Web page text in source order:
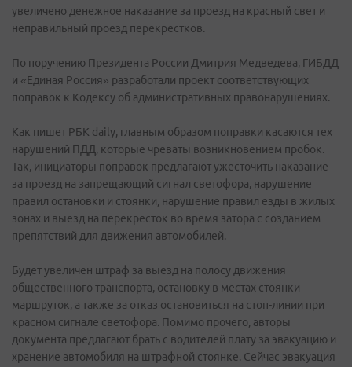
увеличено денежное наказание за проезд на красный свет и
неправильный проезд перекрестков.
По поручению Президента России Дмитрия Медведева, ГИБДД
и «Единая Россия» разработали проект соответствующих
поправок к Кодексу об административных правонарушениях.
Как пишет РБК daily, главным образом поправки касаются тех
нарушений ПДД, которые чреваты возникновением пробок.
Так, инициаторы поправок предлагают ужесточить наказание
за проезд на запрещающий сигнал светофора, нарушение
правил остановки и стоянки, нарушение правил езды в жилых
зонах и выезд на перекресток во время затора с созданием
препятствий для движения автомобилей.
Будет увеличен штраф за выезд на полосу движения
общественного транспорта, остановку в местах стоянки
маршруток, а также за отказ остановиться на стоп-линии при
красном сигнале светофора. Помимо прочего, авторы
документа предлагают брать с водителей плату за эвакуацию и
хранение автомобиля на штрафной стоянке. Сейчас эвакуация